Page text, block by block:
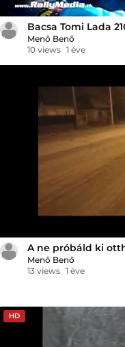
Bacsa Tomi Lada
Menő Benő
10 views 1 éve
A ne próbáld ki
Menő Benő
13 views 1 éve
HD